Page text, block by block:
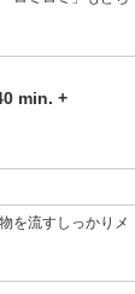
min. +
を流すしっかりメ